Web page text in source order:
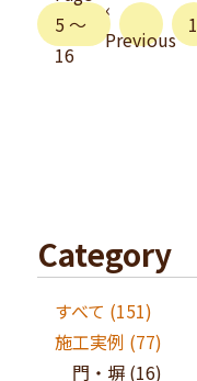
5 〜
16
‹
Previous
1
Category
すべて (151)
施工実例 (77)
門・塀(16)